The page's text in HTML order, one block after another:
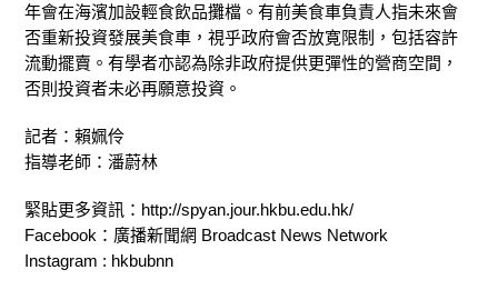
年會在海濱加設輕食飲品攤檔。有前美食車負責人指未來會
否重新投資發展美食車，視乎政府會否放寛限制，包括容許
流動擺賣。有學者亦認為除非政府提供更彈性的營商空間，
否則投資者未必再願意投資。
記者：賴姵伶
指導老師：潘蔚林
緊貼更多資訊：http://spyan.jour.hkbu.edu.hk/
Facebook：廣播新聞網 Broadcast News Network
Instagram : hkbubnn